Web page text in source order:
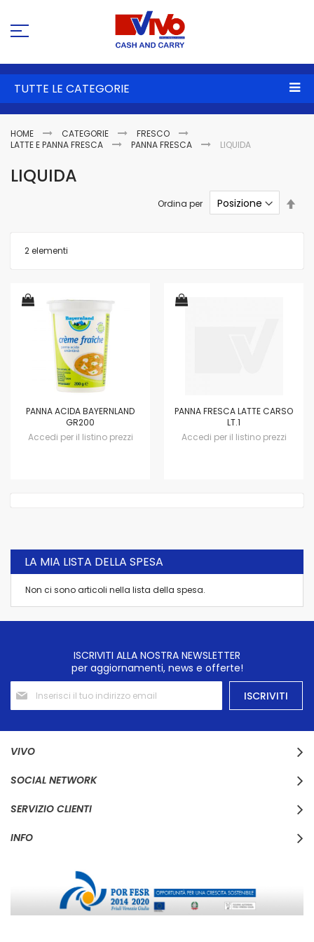
TUTTE LE CATEGORIE
HOME CATEGORIE
FRESCO
LATTE E PANNA FRESCA
PANNA FRESCA LIQUIDA
LIQUIDA
2elementi
Ordina per
PANNA ACIDA BAYERNLAND
GR200
Accedi per il listino prezzi
PANNA FRESCA LATTE CARSO
LT.1
Accedi per il listino prezzi
LA MIA LISTA DELLA SPESA
Non ci sono articoli nella lista della spesa.
ISCRIVITI ALLA NOSTRA NEWSLETTER
per aggiornamenti, news e offerte!
Iscriviti
alla
nostra
ISCRIVITI
VIVO
SOCIAL NETWORK
SERVIZIO CLIENTI
INFO